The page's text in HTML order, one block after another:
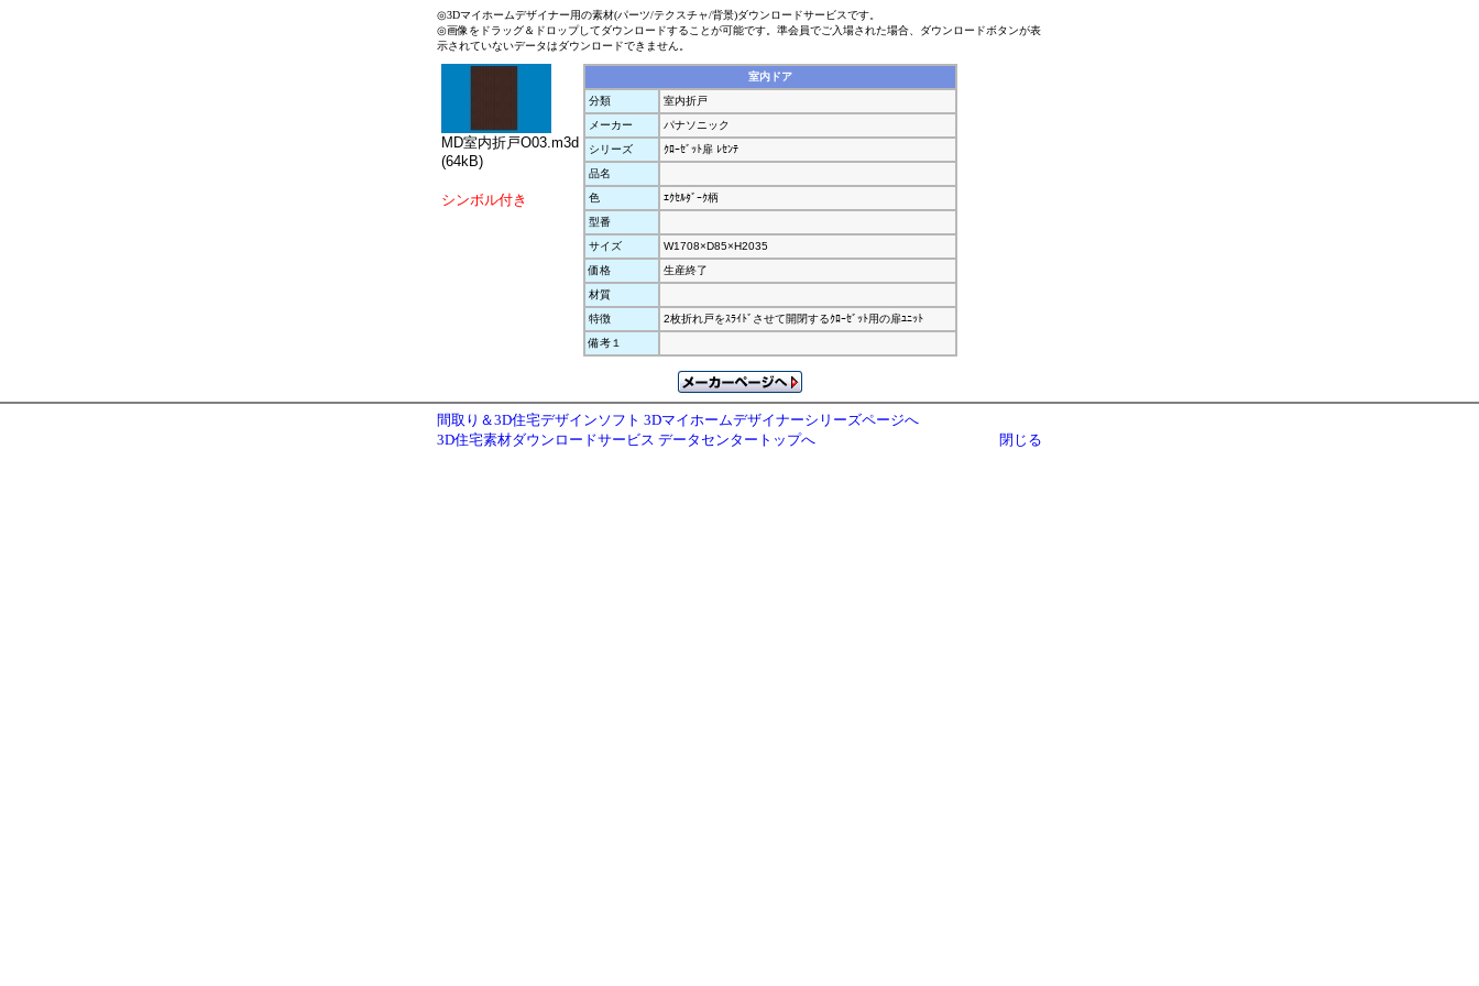
◎3Dマイホームデザイナー用の素材(パーツ/テクスチャ/背景)ダウンロードサービスです。
◎画像をドラッグ＆ドロップしてダウンロードすることが可能です。準会員でご入場された場合、ダウンロードボタンが表
示されていないデータはダウンロードできません。
MD室内折戸O03.m3d
(64kB)
シンボル付き
室内ドア
分類
室内折戸
メーカー
パナソニック
シリーズ
ｸﾛｰｾﾞｯﾄ扉 ﾚｾﾝﾃ
品名
色
ｴｸｾﾙﾀﾞｰｸ柄
型番
サイズ
W1708×D85×H2035
価格
生産終了
材質
特徴
2枚折れ戸をｽﾗｲﾄﾞさせて開閉するｸﾛｰｾﾞｯﾄ用の扉ﾕﾆｯﾄ
備考１
間取り＆3D住宅デザインソフト 3Dマイホームデザイナーシリーズページへ
3D住宅素材ダウンロードサービス データセンタートップへ
閉じる